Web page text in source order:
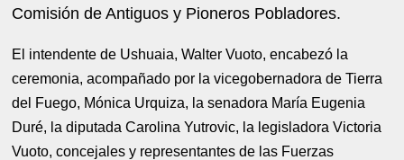
Comisión de Antiguos y Pioneros Pobladores.
El intendente de Ushuaia, Walter Vuoto, encabezó la
ceremonia, acompañado por la vicegobernadora de Tierra
del Fuego, Mónica Urquiza, la senadora María Eugenia
Duré, la diputada Carolina Yutrovic, la legisladora Victoria
Vuoto, concejales y representantes de las Fuerzas